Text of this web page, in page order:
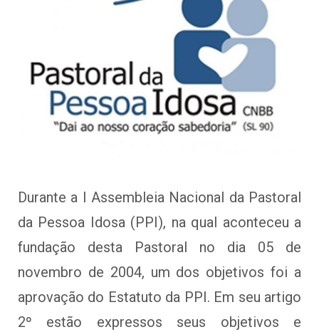
Durante a I Assembleia Nacional da Pastoral
da Pessoa Idosa (PPI), na qual aconteceu a
fundação desta Pastoral no dia 05 de
novembro de 2004, um dos objetivos foi a
aprovação do Estatuto da PPI. Em seu artigo
2º estão expressos seus objetivos e